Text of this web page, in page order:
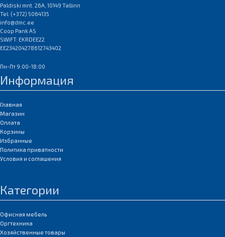
sobivad erinevad siirdepaberite
margid\.
Paldiski mnt. 26A, 10149 Tallinn
Tel: (+372) 5064135
info@dmc.ee
Coop Pank AS
SWIFT: EKRDEE22
EE234204278612743402
Пн-Пт 9:00-18:00
Информация
Главная
Магазин
Оплата
Корзины
Избранные
Политика приватности
Условия и соглашения
Категории
Офисная мебель
Оргтехника
Хозяйственные товары